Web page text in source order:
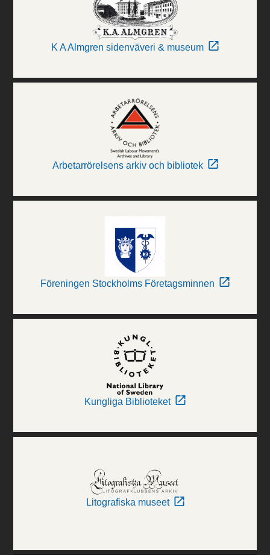
K A Almgren sidenväveri & museum
Arbetarrörelsens arkiv och bibliotek
Föreningen Stockholms Företagsminnen
Kungliga Biblioteket
Litografiska museet